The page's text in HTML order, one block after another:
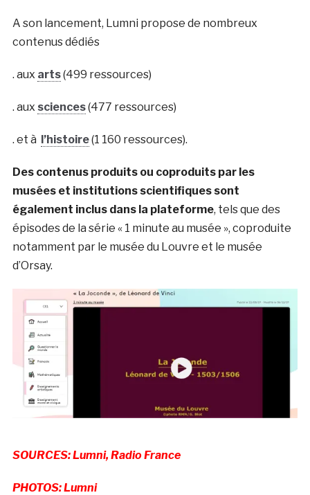
A son lancement, Lumni propose de nombreux
contenus dédiés
. aux arts(499 ressources)
. aux sciences(477 ressources)
. et à l’histoire(1 160 ressources).
Des contenus produits ou coproduits par les
musées et institutions scientifiques sont
également inclus dans la plateforme, tels que des
épisodes de la série « 1 minute au musée », coproduite
notamment par le musée du Louvre et le musée
d’Orsay.
SOURCES: Lumni, Radio France
PHOTOS: Lumni